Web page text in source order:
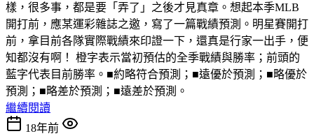
樣，很多事，都是要「弄了」之後才見真章。想起本季MLB
開打前，應某運彩雜誌之邀，寫了一篇戰績預測。明星賽開打
前，拿目前各隊實際戰績來印證一下，還真是行家一出手，便
知都沒有啊！ 橙字表示當初預估的全季戰績與勝率；前頭的
藍字代表目前勝率。■約略符合預測；■遠優於預測；■略優於
預測；■略差於預測；■遠差於預測。
繼續閱讀
18年前